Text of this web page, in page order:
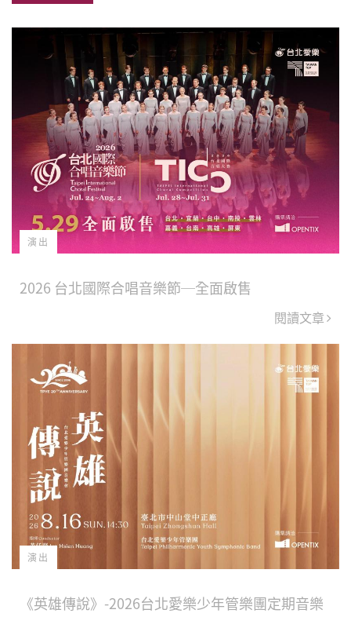
演出
2026 台北國際合唱音樂節─全面啟售
閱讀文章
演出
《英雄傳說》-2026台北愛樂少年管樂團定期音樂